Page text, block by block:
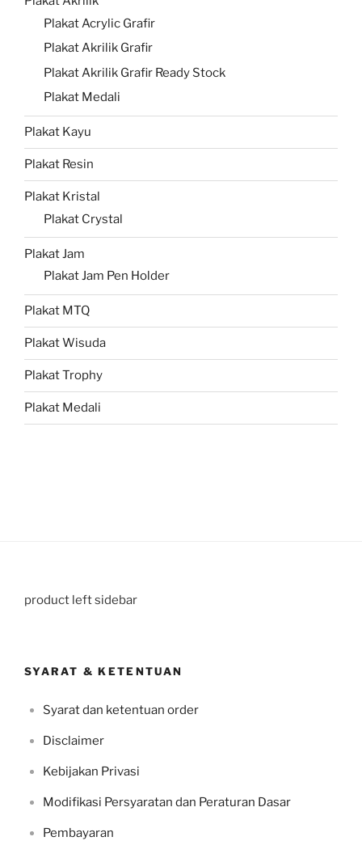
Plakat Acrylic Grafir
Plakat Akrilik Grafir
Plakat Akrilik Grafir Ready Stock
Plakat Medali
Plakat Kayu
Plakat Resin
Plakat Kristal
Plakat Crystal
Plakat Jam
Plakat Jam Pen Holder
Plakat MTQ
Plakat Wisuda
Plakat Trophy
Plakat Medali
product left sidebar
SYARAT & KETENTUAN
Syarat dan ketentuan order
Disclaimer
Kebijakan Privasi
Modifikasi Persyaratan dan Peraturan Dasar
Pembayaran